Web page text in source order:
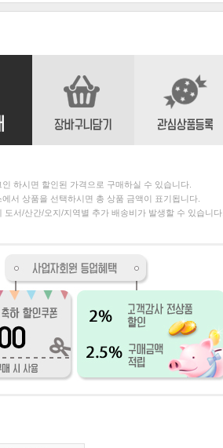
하시면 할인된 가격으로 구매하실 수 있습니다.
서 상품을 선택하시면 총 상품 금액이 표기됩니다.
도서/산간/오지/지역별 추가 배송비가 발생할 수 있습니다.